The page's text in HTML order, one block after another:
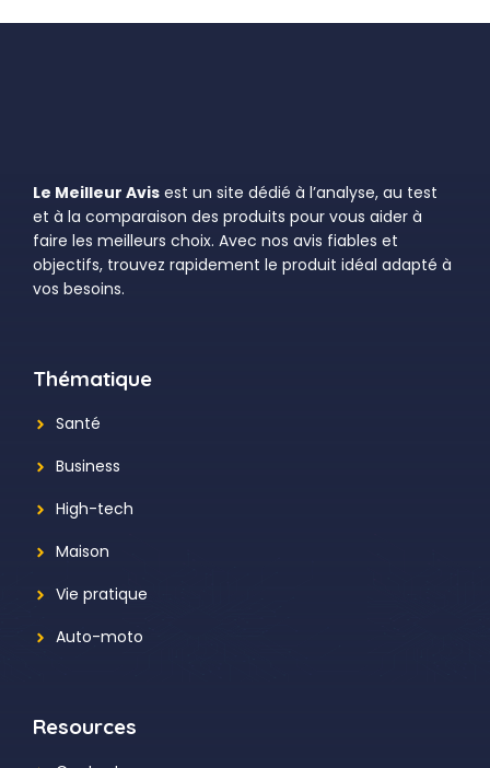
Le Meilleur Avis est un site dédié à l’analyse, au test
et à la comparaison des produits pour vous aider à
faire les meilleurs choix. Avec nos avis fiables et
objectifs, trouvez rapidement le produit idéal adapté à
vos besoins.
Thématique
Santé
Business
High-tech
Maison
Vie pratique
Auto-moto
Resources